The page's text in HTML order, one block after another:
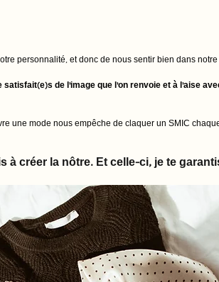
personnalité, et donc de nous sentir bien dans
de l'image que l'on renvoie et à l'aise
une mode nous empêche de claquer un SMIC
à créer la nôtre. Et celle-ci, je te